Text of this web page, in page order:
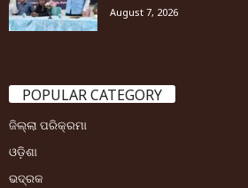
August 7, 2026
POPULAR CATEGORY
ଜିଲ୍ଲା ପରିକ୍ରମା
ଓଡ଼ିଶା
ଭଦ୍ରକ